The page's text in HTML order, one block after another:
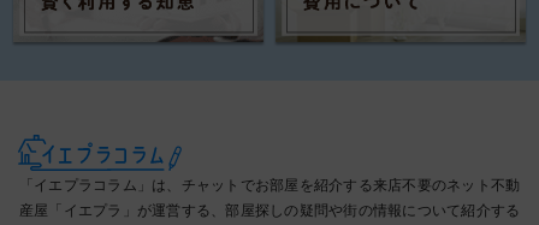
「イエプラコラム」は、チャットでお部屋を紹介する来店不要のネット不動
産屋「イエプラ」が運営する、部屋探しの疑問や街の情報について紹介する